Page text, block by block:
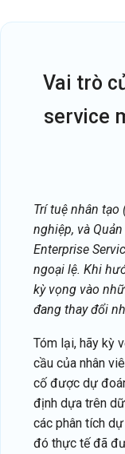
vai trò của ai trong enterprise
service
Trí tuệ nhân
nghiệp, và
Enterprise
ngoại lệ. Khi
kỳ vọng vào
đang thay đổi
Tóm lại, hãy kỳ
cầu của nhân
cố được dự
định dựa trên
các phân tích
đó thực tế đã